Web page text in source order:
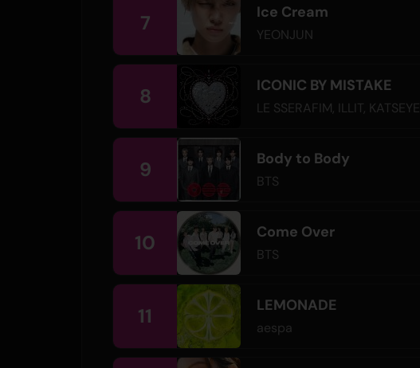
7 Ice Cream
YEONJUN
8 ICONIC BY MISTAKE
LE SSERAFIM, ILLIT, KATSEYE
9 Body to Body
BTS
10 Come Over
BTS
11 LEMONADE
aespa